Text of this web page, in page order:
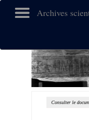
Archives
Consulter le